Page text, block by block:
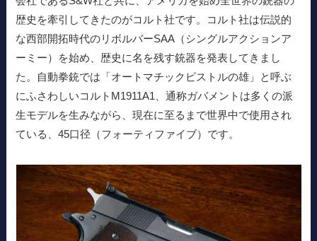
歴史を牽引してきたのがコルト社です。コルト社は伝説的
な西部開拓時代のリボルバーSAA（シングルアクションア
ーミー）を始め、歴史に名を残す銃器を発表してきまし
た。自動拳銃では「オートマチックピストルの雄」と呼ぶ
にふさわしいコルトM1911A1、通称ガバメントは多くの派
生モデルを生みながら、現在に至るまで世界中で使用され
ている、45口径（フォーティファイブ）です。